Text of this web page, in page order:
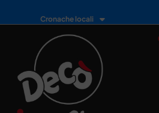
Cronache locali